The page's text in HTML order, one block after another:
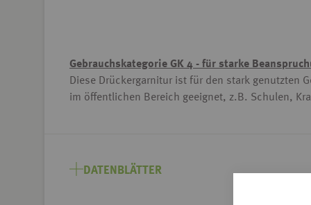
Gebrauchskategorie GK 4 - für starke
Diese Drückergarnitur ist für den stark genutzten
im öffentlichen Bereich geeignet, z.B. Schulen,
DATENBLÄTTER